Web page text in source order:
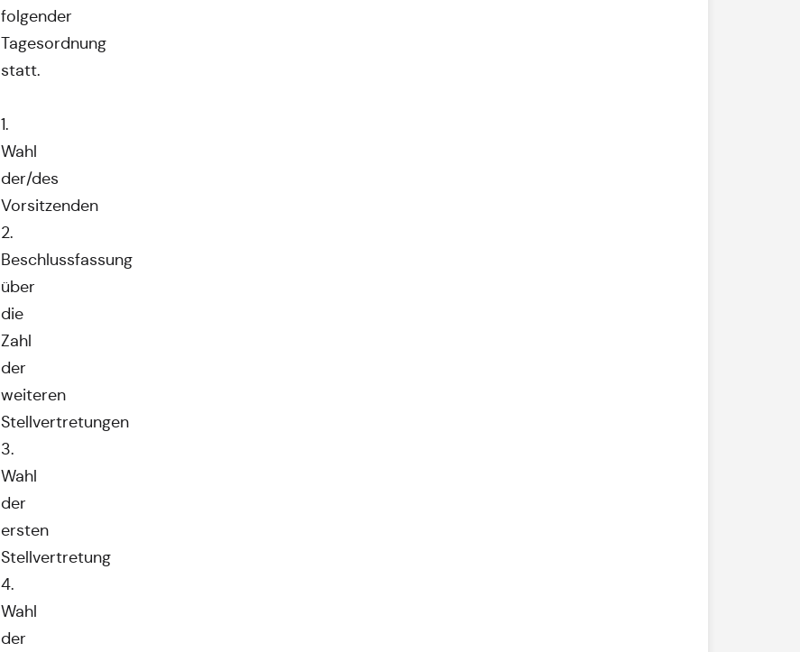
folgender
Tagesordnung
statt.
1.
Wahl
der/des
Vorsitzenden
2.
Beschlussfassung
über
die
Zahl
der
weiteren
Stellvertretungen
3.
Wahl
der
ersten
Stellvertretung
4.
Wahl
der